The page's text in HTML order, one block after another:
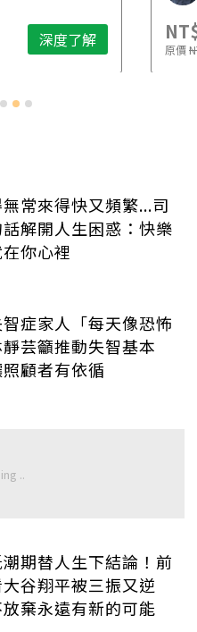
深度了解 原價
常來得快又頻繁...司
解開人生困惑：快樂
你心裡
症家人「每天像恐怖
芸籲推動失智基本
顧者有依循
期替人生下結論！前
谷翔平被三振又逆
棄永遠有新的可能